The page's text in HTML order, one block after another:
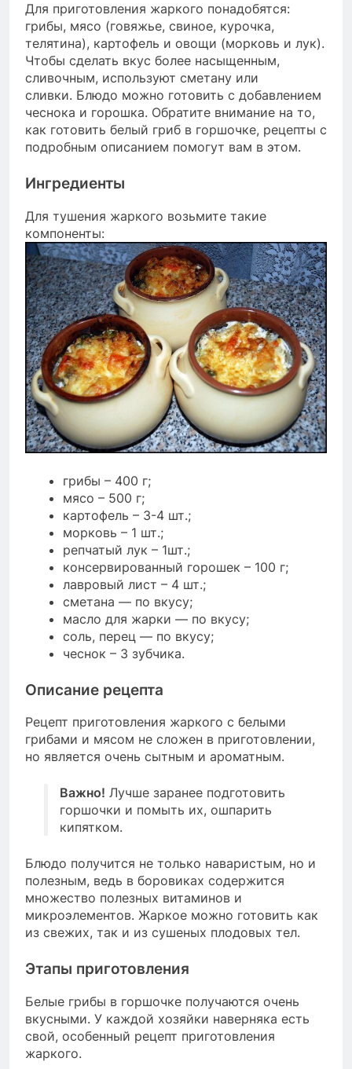
Для приготовления жаркого понадобятся:
грибы, мясо (говяжье, свиное, курочка,
телятина), картофель и овощи (морковь и лук).
Чтобы сделать вкус более насыщенным,
сливочным, используют сметану или
сливки. Блюдо можно готовить с добавлением
чеснока и горошка. Обратите внимание на то,
как готовить белый гриб в горшочке, рецепты с
подробным описанием помогут вам в этом.
Ингредиенты
Для тушения жаркого возьмите такие
компоненты:
грибы – 400 г;
мясо – 500 г;
картофель – 3-4 шт.;
морковь – 1 шт.;
репчатый лук – 1шт.;
консервированный горошек – 100 г;
лавровый лист – 4 шт.;
сметана — по вкусу;
масло для жарки — по вкусу;
соль, перец — по вкусу;
чеснок – 3 зубчика.
Описание рецепта
Рецепт приготовления жаркого с белыми
грибами и мясом не сложен в приготовлении,
но является очень сытным и ароматным.
Важно! Лучше заранее подготовить
горшочки и помыть их, ошпарить
кипятком.
Блюдо получится не только наваристым, но и
полезным, ведь в боровиках содержится
множество полезных витаминов и
микроэлементов. Жаркое можно готовить как
из свежих, так и из сушеных плодовых тел.
Этапы приготовления
Белые грибы в горшочке получаются очень
вкусными. У каждой хозяйки наверняка есть
свой, особенный рецепт приготовления
жаркого.